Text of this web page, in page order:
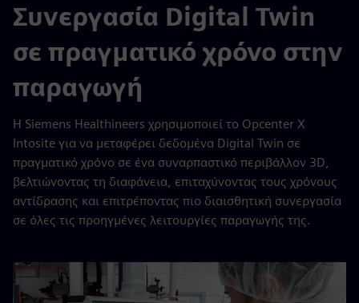
Συνεργασία Digital Twin
σε πραγματικό χρόνο στην
παραγωγή
Η Siemens Healthineers χρησιμοποιεί το Opcenter X
Intosite για να μεταφέρει δεδομένα Digital Twin σε
πραγματικό χρόνο σε ένα συναρπαστικό περιβάλλον 3D,
βελτιώνοντας τη διαφάνεια, επιταχύνοντας τους χρόνους
αντίδρασης και επιτρέποντας πιο διαισθητική συνεργασία
σε όλες τις προηγμένες λειτουργίες παραγωγής της.